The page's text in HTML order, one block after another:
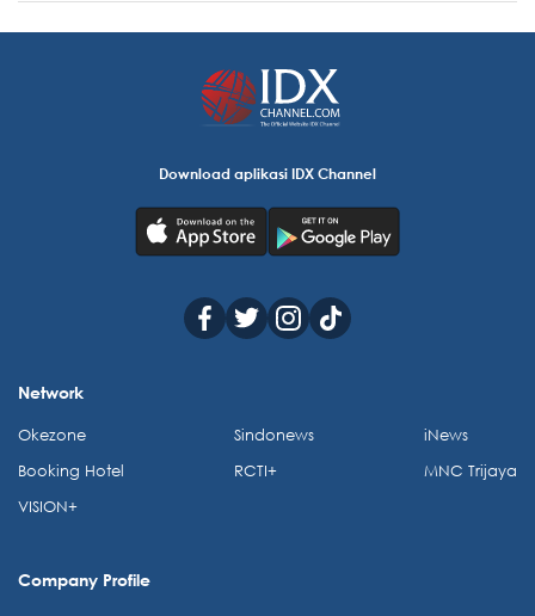
Download aplikasi IDX Channel
Network
Okezone
Booking Hotel
VISION+
Sindonews
RCTI+
iNews
MNC Trijaya
Company Profile